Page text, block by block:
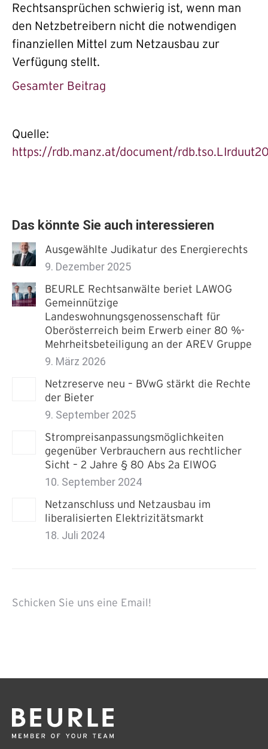
Rechtsansprüchen schwierig ist, wenn man
den Netzbetreibern nicht die notwendigen
finanziellen Mittel zum Netzausbau zur
Verfügung stellt.
Gesamter Beitrag
Quelle:
https://rdb.manz.at/document/
Das könnte Sie auch interessieren
Ausgewählte Judikatur des Energierechts
9. Dezember 2025
BEURLE Rechtsanwälte beriet LAWOG
Gemeinnützige
Landeswohnungsgenossenschaft für
Oberösterreich beim Erwerb einer 80 %-
Mehrheitsbeteiligung an der AREV Gruppe
9. März 2026
Netzreserve neu – BVwG stärkt die Rechte
der Bieter
9. September 2025
Strompreisanpassungsmöglichkeiten
gegenüber Verbrauchern aus rechtlicher
Sicht – 2 Jahre § 80 Abs 2a ElWOG
10. September 2024
Netzanschluss und Netzausbau im
liberalisierten Elektrizitätsmarkt
18. Juli 2024
Schicken Sie uns eine Email!